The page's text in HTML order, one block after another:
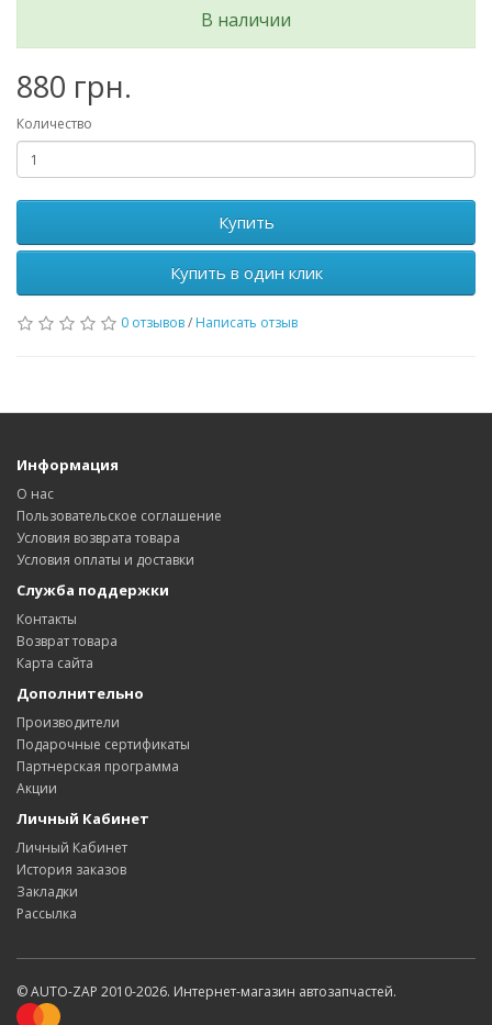
В наличии
880 грн.
Количество
Купить
Купить в один клик
0 отзывов/ Написать отзыв
Информация
О нас
Пользовательское соглашение
Условия возврата товара
Условия оплаты и доставки
Служба поддержки
Контакты
Возврат товара
Карта сайта
Дополнительно
Производители
Подарочные сертификаты
Партнерская программа
Акции
Личный Кабинет
Личный Кабинет
История заказов
Закладки
Рассылка
© AUTO-ZAP 2010-2026. Интернет-магазин автозапчастей.